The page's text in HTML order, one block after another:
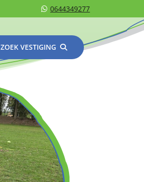
0644349277
ZOEK VESTIGING